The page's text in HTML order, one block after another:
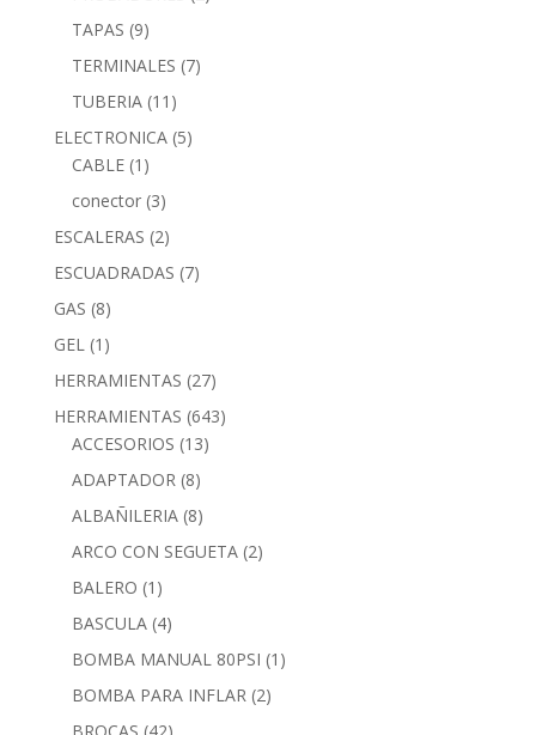
TAPAS (9)
TERMINALES (7)
TUBERIA (11)
ELECTRONICA (5)
CABLE (1)
conector (3)
ESCALERAS (2)
ESCUADRADAS (7)
GAS (8)
GEL (1)
HERRAMIENTAS (27)
HERRAMIENTAS (643)
ACCESORIOS (13)
ADAPTADOR (8)
ALBAÑILERIA (8)
ARCO CON SEGUETA (2)
BALERO (1)
BASCULA (4)
BOMBA MANUAL 80PSI (1)
BOMBA PARA INFLAR (2)
BROCAS (42)